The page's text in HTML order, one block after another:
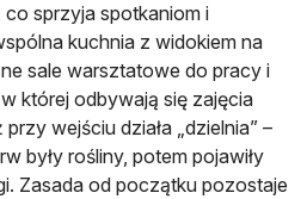
sprzyja spotkaniom i
kuchnia z widokiem na
sale warsztatowe do pracy i
której odbywają się zajęcia
wejściu działa „dzielnia” –
były rośliny, potem pojawiły
Zasada od początku pozostaje